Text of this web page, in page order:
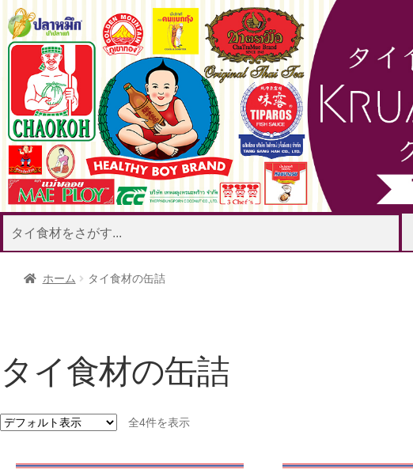
ナンプラー タイ調味料
ココナッツミル
ク
ココナッツ製品
ホーム タイ食材の缶詰
タイ食材の缶詰
全4件を表示